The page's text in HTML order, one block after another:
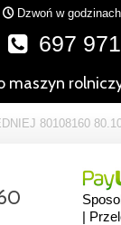
Dzwoń w
697
maszyn
80108160
|